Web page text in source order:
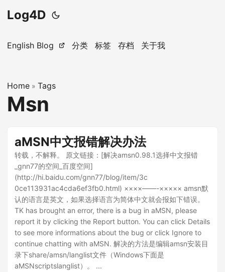
Log4D
English Blog 分类 标签 存档 关于我
Home » Tags
Msn
aMSN中文报错解决办法
转载，不解释。 原文链接：[解决amsn0.98.1选择中文报错
_gnn77的空间_百度空间]
(http://hi.baidu.com/gnn77/blog/item/3c
0ce113931ac4cda6ef3fb0.html) ××××——-××××× amsn默
认的语言是英文，如果选择语言为简体中文就会报如下错误。
TK has brought an error, there is a bug in aMSN, please
report it by clicking the Report button. You can click Details
to see more informations about the bug or click Ignore to
continue chatting with aMSN. 解决的方法是编辑amsn安装目
录下share/amsn/langlist文件（Windows下面是
aMSNscriptslanglist）。 ...